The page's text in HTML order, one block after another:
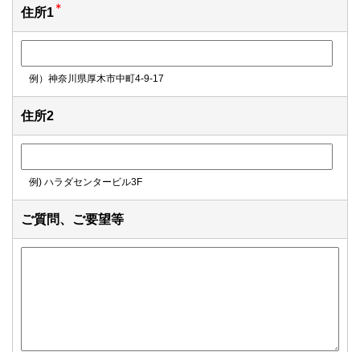
住所1
例）神奈川県厚木市中町4-9-17
住所2
例) ハラダセンタービル3F
ご質問、ご要望等